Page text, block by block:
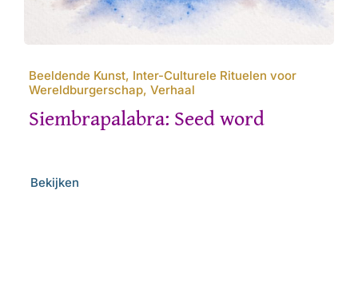
Beeldende Kunst, Inter-Culturele Rituelen voor
Wereldburgerschap, Verhaal
Siembrapalabra: Seed word
Bekijken